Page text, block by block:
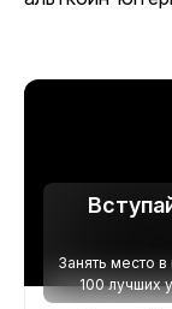
Занять место
100 лучших